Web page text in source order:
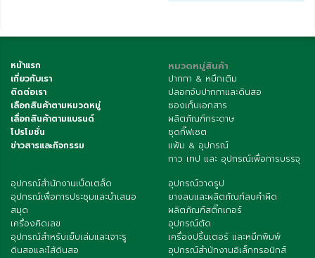
หน้าแรก
เกี่ยวกับเรา
ติดต่อเรา
เลือกสินค้าตามหมวดหมู่
เลื่อกสินค้าตามแบรนด์
โปรโมชั่น
ข่าวสารและกิจกรรม
หมวดหมู่สินค้า
ปากกา & หมึกเติม
ปลอกจับปากกาและดินสอ
ซองเก็บเอกสาร
ผลิตภัณฑ์กระดาษ
ชุดกิ๊ฟเซต
แฟ้ม & อุปกรณ์
กาว เทป และ อุปกรณ์เพื่อการบรรจุ
อุปกรณ์สำนักงานเบ็ดเตล็ด
อุปกรณ์เพื่อการประชุมและนำเสนอ
สมุด
เครื่องคิดเลข
อุปกรณ์สำหรับเย็บเล่มและเจาะรู
ดินสอและไส้ดินสอ
อุปกรณ์วาดรูป
ยางลบและผลิตภัณฑ์ลบคำผิด
ผลิตภัณฑ์สติ๊กเกอร์
อุปกรณ์ตัด
เครื่องปริ้นเตอร์ และหมึกพิมพ์
อุปกรณ์สำนักงานอิเล็กทรอนิกส์